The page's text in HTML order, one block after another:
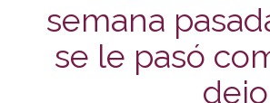
semana
se le pasó